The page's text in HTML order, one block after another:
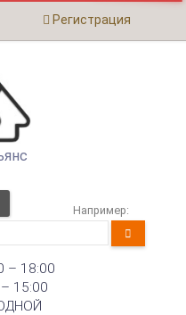
Регистрация
Например:
– 18:00
15:00